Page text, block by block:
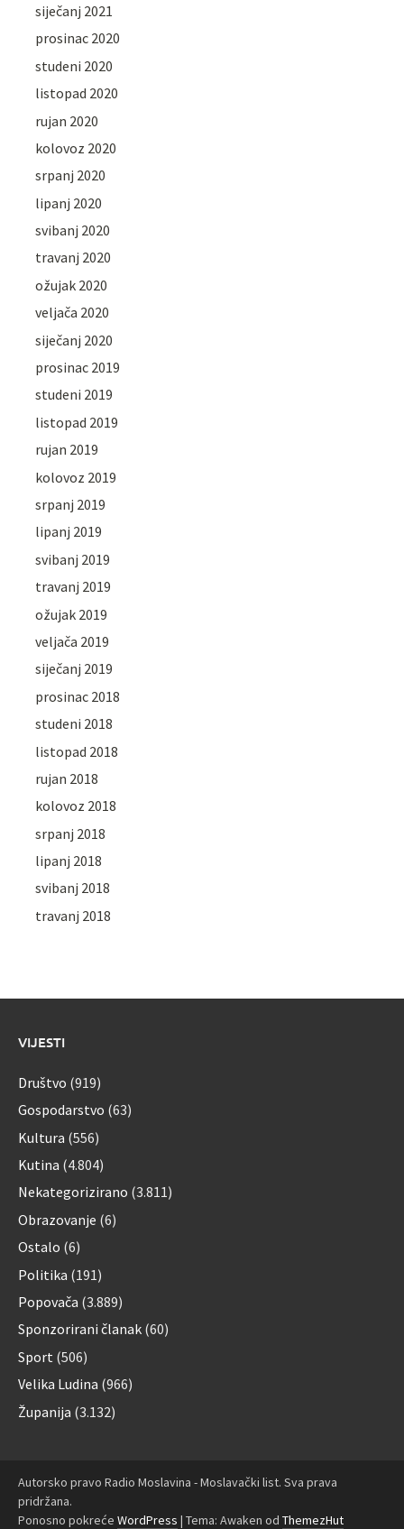
siječanj 2021
prosinac 2020
studeni 2020
listopad 2020
rujan 2020
kolovoz 2020
srpanj 2020
lipanj 2020
svibanj 2020
travanj 2020
ožujak 2020
veljača 2020
siječanj 2020
prosinac 2019
studeni 2019
listopad 2019
rujan 2019
kolovoz 2019
srpanj 2019
lipanj 2019
svibanj 2019
travanj 2019
ožujak 2019
veljača 2019
siječanj 2019
prosinac 2018
studeni 2018
listopad 2018
rujan 2018
kolovoz 2018
srpanj 2018
lipanj 2018
svibanj 2018
travanj 2018
VIJESTI
Društvo (919)
Gospodarstvo (63)
Kultura (556)
Kutina (4.804)
Nekategorizirano (3.811)
Obrazovanje (6)
Ostalo (6)
Politika (191)
Popovača (3.889)
Sponzorirani članak (60)
Sport (506)
Velika Ludina (966)
Županija (3.132)
Autorsko pravo Radio Moslavina - Moslavački list. Sva prava
pridržana.
Ponosno pokreće WordPress | Tema: Awaken od ThemezHut